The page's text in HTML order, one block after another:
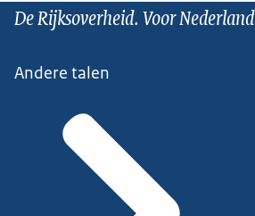
De Rijksoverheid. Voor Nederland
Andere talen